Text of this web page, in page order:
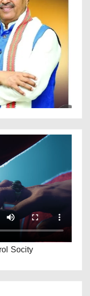
Socity